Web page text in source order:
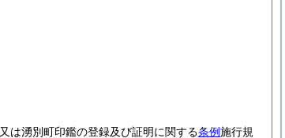
又は湧別町印鑑の登録及び証明に関する条例施行規